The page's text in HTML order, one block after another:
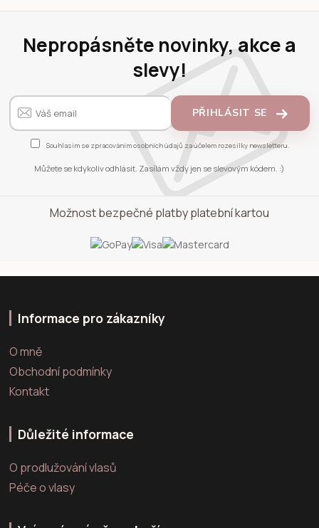
Nepropásněte novinky, akce a
slevy!
PŘIHLÁSIT SE
Souhlasím se zpracováním osobních údajů za účelem rozesílky newsletteru.
Můžete se kdykoliv odhlásit. Zasílám vždy jen se slevovým kódem. :)
Možnost bezpečné platby platební kartou
Informace pro zákazníky
O mně
Obchodní podmínky
Kontakt
Důležité informace
O prodlužování vlasů
Péče o vlasy